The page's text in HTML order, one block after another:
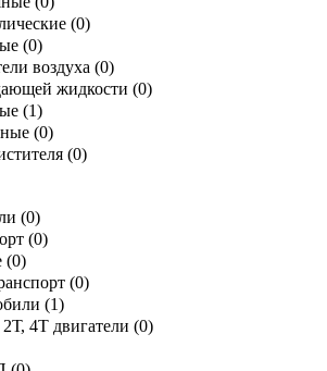
(0)
(0)
воздуха (0)
жидкости (0)
(1)
(0)
(0)
(0)
(0)
(0)
(0)
(1)
4Т двигатели (0)